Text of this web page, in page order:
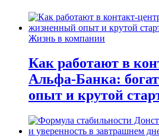
Жизнь в компании
Как работают в
Альфа-Банка:
опыт и крутой